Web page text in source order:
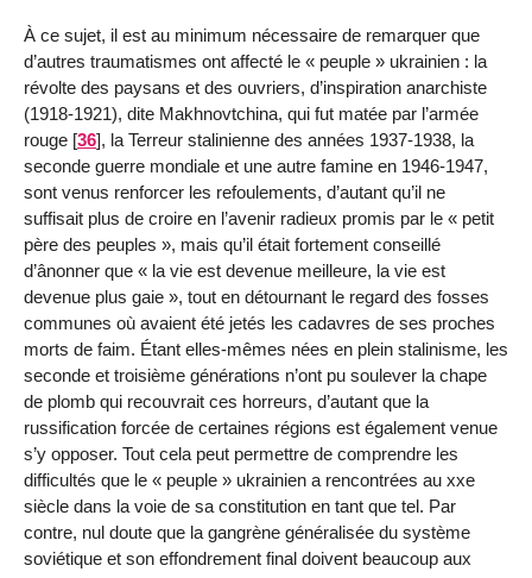
À ce sujet, il est au minimum nécessaire de remarquer que
d’autres traumatismes ont affecté le « peuple » ukrainien : la
révolte des paysans et des ouvriers, d’inspiration anarchiste
(1918-1921), dite Makhnovtchina, qui fut matée par l’armée
rouge [36], la Terreur stalinienne des années 1937-1938, la
seconde guerre mondiale et une autre famine en 1946-1947,
sont venus renforcer les refoulements, d’autant qu’il ne
suffisait plus de croire en l’avenir radieux promis par le « petit
père des peuples », mais qu’il était fortement conseillé
d’ânonner que « la vie est devenue meilleure, la vie est
devenue plus gaie », tout en détournant le regard des fosses
communes où avaient été jetés les cadavres de ses proches
morts de faim. Étant elles-mêmes nées en plein stalinisme, les
seconde et troisième générations n’ont pu soulever la chape
de plomb qui recouvrait ces horreurs, d’autant que la
russification forcée de certaines régions est également venue
s’y opposer. Tout cela peut permettre de comprendre les
difficultés que le « peuple » ukrainien a rencontrées au xxe
siècle dans la voie de sa constitution en tant que tel. Par
contre, nul doute que la gangrène généralisée du système
soviétique et son effondrement final doivent beaucoup aux